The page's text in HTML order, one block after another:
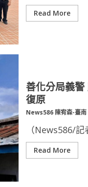
Read More
善化分局義
復原
News586 陳宥森-臺南
（News586/
Read More